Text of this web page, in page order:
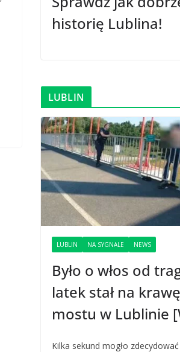
historię Lublina!
LUBLIN
LUBLIN NA SYGNALE NEWS
Było o włos od
latek stał na
mostu w Lublinie
Kilka sekund mogło